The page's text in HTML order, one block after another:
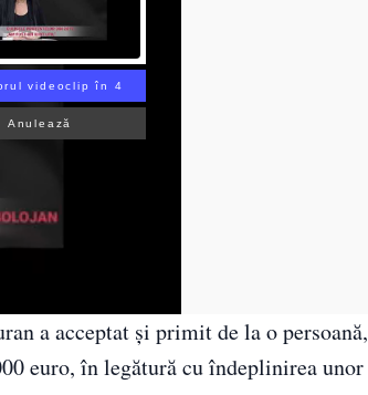
videoclip în 2
Anulează
a acceptat şi primit de la o persoană,
euro, în legătură cu îndeplinirea unor